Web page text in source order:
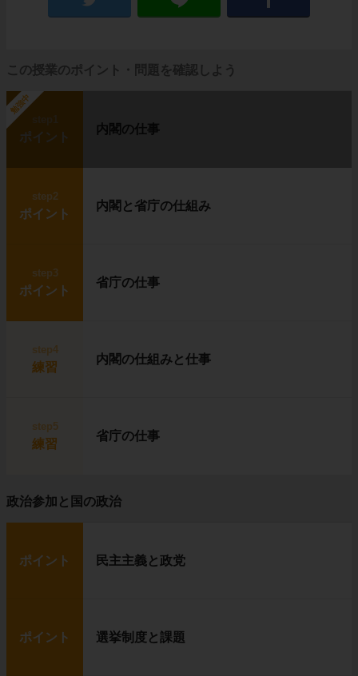
この授業のポイント・問題を確認しよう
勉強中
ポイント
内閣の仕事
step2
ポイント
内閣と省庁の仕組み
step3
ポイント
省庁の仕事
step4
練習
内閣の仕組みと仕事
step5
練習
省庁の仕事
政治参加と国の政治
ポイント 民主主義と政党
ポイント 選挙制度と課題